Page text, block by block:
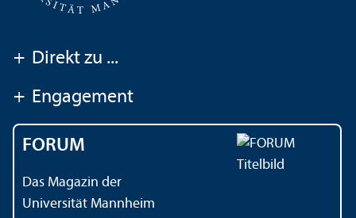
+ Direkt zu ...
+ Engagement
FORUM
Das Magazin der
Universität Mannheim